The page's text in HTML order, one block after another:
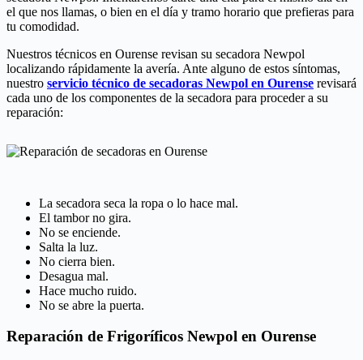
el que nos llamas, o bien en el día y tramo horario que prefieras para
tu comodidad.
Nuestros técnicos en Ourense revisan su secadora Newpol
localizando rápidamente la avería. Ante alguno de estos síntomas,
nuestro servicio técnico de secadoras Newpol en Ourense revisará
cada uno de los componentes de la secadora para proceder a su
reparación:
La secadora seca la ropa o lo hace mal.
El tambor no gira.
No se enciende.
Salta la luz.
No cierra bien.
Desagua mal.
Hace mucho ruido.
No se abre la puerta.
Reparación de Frigoríficos Newpol en Ourense